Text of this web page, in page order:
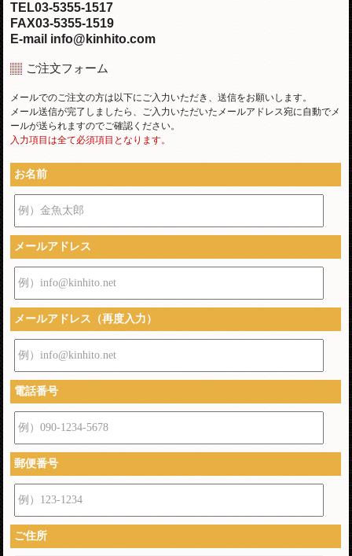
TEL03-5355-1517
FAX03-5355-1519
E-mail info@kinhito.com
ご注文フォーム
メールでのご注文の方は以下にご入力いただき、送信をお願いします。
メール送信が完了しましたら、ご入力いただいたメールアドレス宛に自動でメ
ールが送られますのでご確認ください。
入力項目は全て必須項目となります。
お名前
例）金魚太郎
メールアドレス
例）info@kinhito.net
メールアドレス（再度入力）
例）info@kinhito.net
電話番号
例）090-1234-5678
郵便番号
例）123-1234
ご住所